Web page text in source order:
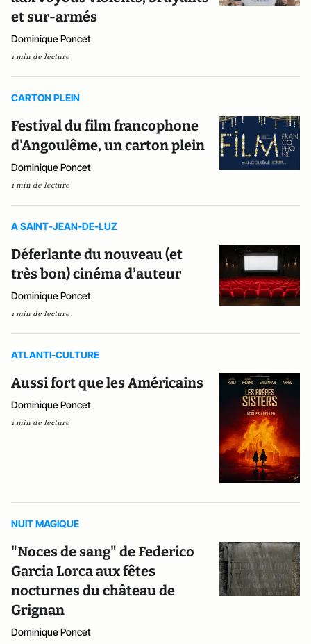
et sur-armés
Dominique Poncet
1 min de lecture
CARTON PLEIN
Festival du film francophone
d'Angoulême, un carton plein
Dominique Poncet
1 min de lecture
A SAINT-JEAN-DE-LUZ
Déferlante du nouveau (et
très bon) cinéma d'auteur
Dominique Poncet
1 min de lecture
ATLANTI-CULTURE
Aussi fort que les Américains
Dominique Poncet
1 min de lecture
NUIT MAGIQUE
"Noces de sang" de Federico
Garcia Lorca aux fêtes
nocturnes du château de
Grignan
Dominique Poncet